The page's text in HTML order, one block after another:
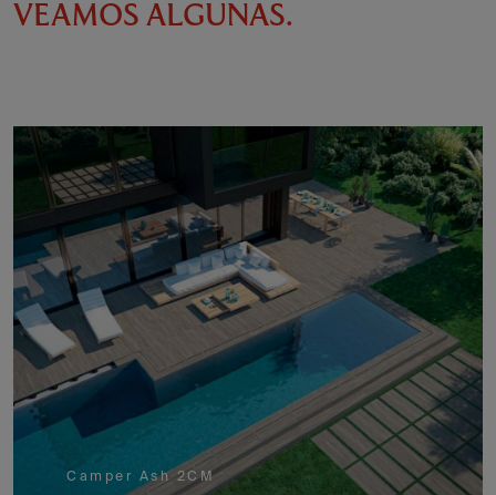
VEAMOS ALGUNAS.
Camper Ash 2CM